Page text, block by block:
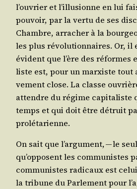
l’ou­vrier et l’illu­sionne en lui
pou­voir, par la ver­tu de ses
Chambre, arra­cher à la
les plus révo­lu­tion­naires. Or, il
évident que l’ère des
liste est, pour un mar­xiste
ve­ment close. La classe
attendre du régime capi­ta­liste
temps et qui doit être détruit
prolétarienne.
On sait que l’ar­gu­ment, — le
qu’op­posent les com­mu­nistes
com­mu­nistes radi­caux est
la tri­bune du Par­le­ment pour